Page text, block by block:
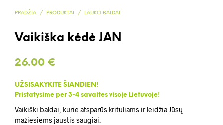
PRADŽIA / PRODUKTAI / LAUKO BALDAI
Vaikiška kėdė JAN
26.00 €
UŽSISAKYKITE ŠIANDIEN!
Pristatysime per 3-4 savaites visoje Lietuvoje!
Vaikiški baldai, kurie atsparūs krituliams ir leidžia Jūsų
mažiesiems jaustis saugiai.